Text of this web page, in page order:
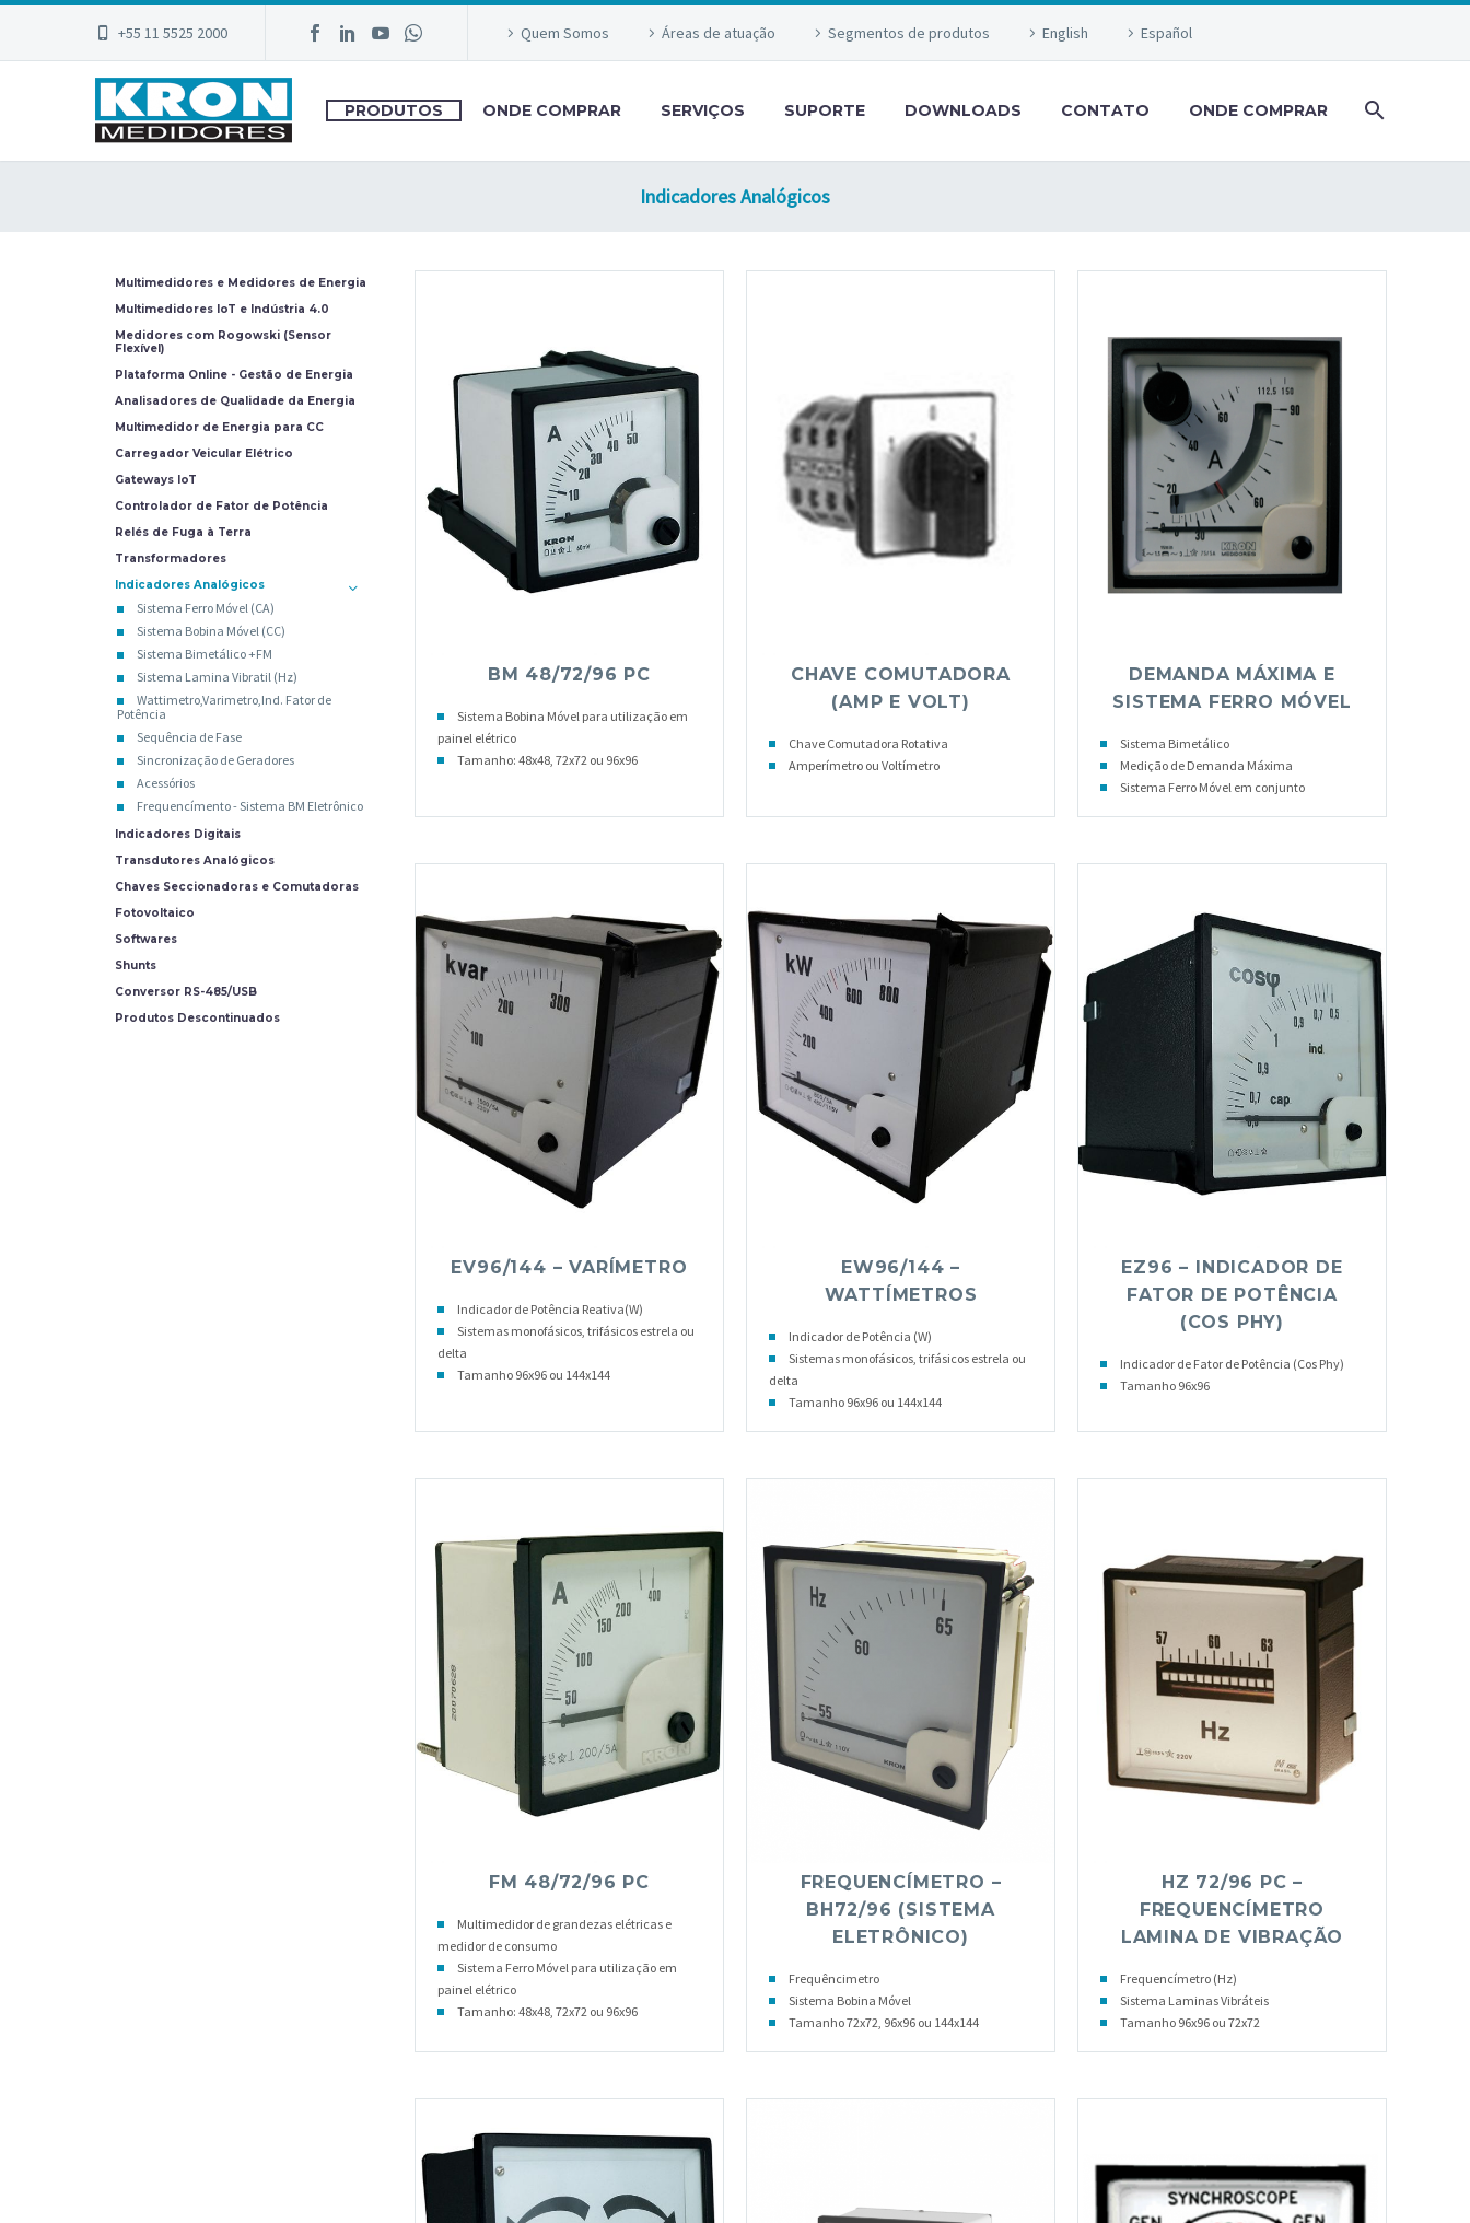
+55 11 5525 2000 Quem Somos Áreas de atuação Segmentos de produtos English Español
PRODUTOS ONDE COMPRAR SERVIÇOS SUPORTE DOWNLOADS CONTATO ONDE COMPRAR
Indicadores Analógicos
BM 48/72/96 PC
Sistema Bobina Móvel para utilização em
painel elétrico
Tamanho: 48x48, 72x72 ou 96x96
CHAVE COMUTADORA
(AMP E VOLT)
Chave Comutadora Rotativa
Amperímetro ou Voltímetro
DEMANDA MÁXIMA E
SISTEMA FERRO MÓVEL
Sistema Bimetálico
Medição de Demanda Máxima
Sistema Ferro Móvel em conjunto
EV96/144 – VARÍMETRO
Indicador de Potência Reativa(W)
Sistemas monofásicos, trifásicos estrela ou
delta
Tamanho 96x96 ou 144x144
EW96/144 –
WATTÍMETROS
Indicador de Potência (W)
Sistemas monofásicos, trifásicos estrela ou
delta
Tamanho 96x96 ou 144x144
EZ96 – INDICADOR DE
FATOR DE POTÊNCIA
(COS PHY)
Indicador de Fator de Potência (Cos Phy)
Tamanho 96x96
FM 48/72/96 PC
Multimedidor de grandezas elétricas e
medidor de consumo
Sistema Ferro Móvel para utilização em
painel elétrico
Tamanho: 48x48, 72x72 ou 96x96
FREQUENCÍMETRO –
BH72/96 (SISTEMA
ELETRÔNICO)
Frequêncimetro
Sistema Bobina Móvel
Tamanho 72x72, 96x96 ou 144x144
HZ 72/96 PC –
FREQUENCÍMETRO
LAMINA DE VIBRAÇÃO
Frequencímetro (Hz)
Sistema Laminas Vibráteis
Tamanho 96x96 ou 72x72
Multimedidores e Medidores de Energia
Multimedidores IoT e Indústria 4.0
Medidores com Rogowski (Sensor
Flexível)
Plataforma Online - Gestão de Energia
Analisadores de Qualidade da Energia
Multimedidor de Energia para CC
Carregador Veicular Elétrico
Gateways IoT
Controlador de Fator de Potência
Relés de Fuga à Terra
Transformadores
Indicadores Analógicos
Sistema Ferro Móvel (CA)
Sistema Bobina Móvel (CC)
Sistema Bimetálico +FM
Sistema Lamina Vibratil (Hz)
Wattimetro,Varimetro,Ind. Fator de
Potência
Sequência de Fase
Sincronização de Geradores
Acessórios
Frequencímento - Sistema BM Eletrônico
Indicadores Digitais
Transdutores Analógicos
Chaves Seccionadoras e Comutadoras
Fotovoltaico
Softwares
Shunts
Conversor RS-485/USB
Produtos Descontinuados